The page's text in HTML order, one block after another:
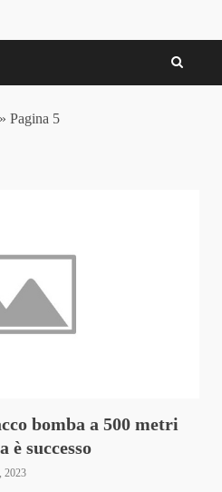
» Pagina 5
bomba a 500 metri
è successo
2023